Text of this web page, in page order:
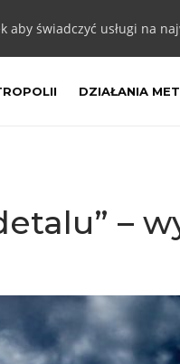
aby świadczyć usługi na
DZIAŁANIA
–